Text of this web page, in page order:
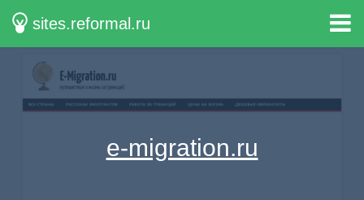
sites.reformal.ru
e-migration.ru